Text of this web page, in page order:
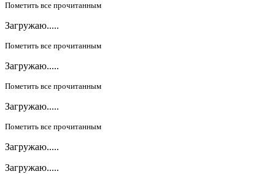
Пометить все прочитанным
Загружаю.....
Пометить все прочитанным
Загружаю.....
Пометить все прочитанным
Загружаю.....
Пометить все прочитанным
Загружаю.....
Загружаю.....